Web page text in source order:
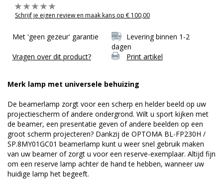
Schrijf je eigen review en maak kans op € 100,00
Met 'geen gezeur' garantie
Levering binnen 1-2
dagen
Vragen over dit product?
Print artikel
Merk lamp met universele behuizing
De beamerlamp zorgt voor een scherp en helder beeld op uw
projectiescherm of andere ondergrond. Wilt u sport kijken met
de beamer, een presentatie geven of andere beelden op een
groot scherm projecteren? Dankzij de OPTOMA BL-FP230H /
SP.8MY01GC01 beamerlamp kunt u weer snel gebruik maken
van uw beamer of zorgt u voor een reserve-exemplaar. Altijd fijn
om een reserve lamp achter de hand te hebben, wanneer uw
huidige lamp het begeeft.